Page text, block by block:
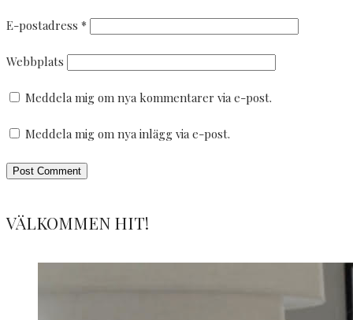
E-postadress *
Webbplats
Meddela mig om nya kommentarer via e-post.
Meddela mig om nya inlägg via e-post.
VÄLKOMMEN HIT!